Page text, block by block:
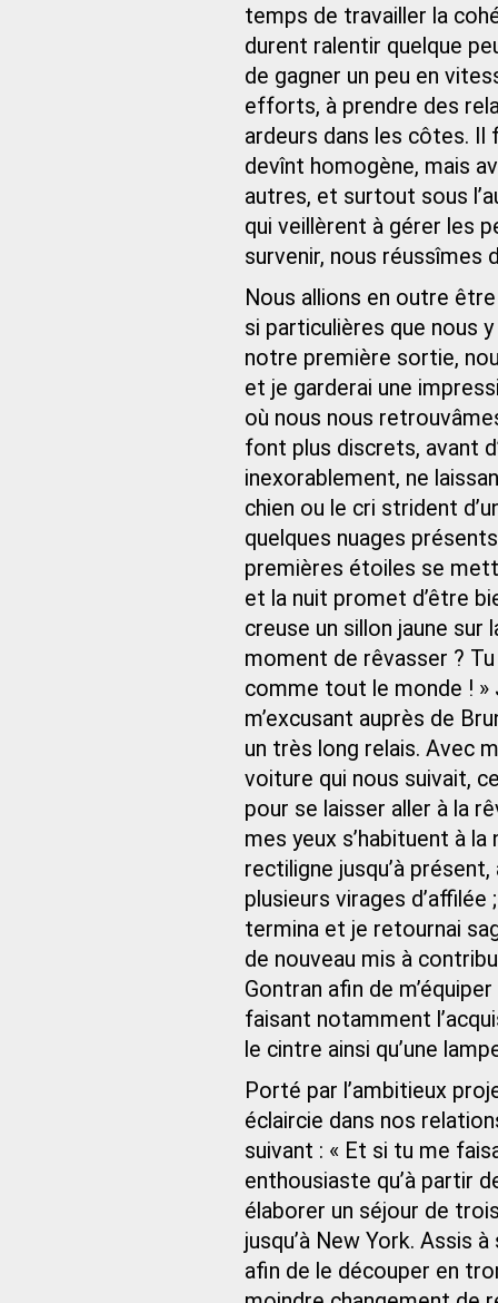
temps de travailler la
durent ralentir quelque
de gagner un peu en
efforts, à prendre des
ardeurs dans les côtes. Il
devînt homogène, mais
autres, et surtout sous
qui veillèrent à gérer les
survenir, nous réussîmes
Nous allions en outre
si particulières que nous
notre première sortie,
et je garderai une
où nous nous
font plus discrets, avant
inexorablement, ne
chien ou le cri strident
quelques nuages
premières étoiles se
et la nuit promet d’être
creuse un sillon jaune sur
moment de rêvasser ?
comme tout le monde ! »
m’excusant auprès de
un très long relais. Avec
voiture qui nous suivait,
pour se laisser aller à la
mes yeux s’habituent à
rectiligne jusqu’à
plusieurs virages
termina et je retournai
de nouveau mis à
Gontran afin de
faisant notamment
le cintre ainsi qu’une
Porté par l’ambitieux
éclaircie dans nos
suivant : « Et si tu me
enthousiaste qu’à partir
élaborer un séjour de
jusqu’à New York. Assis
afin de le découper en